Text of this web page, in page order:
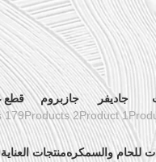
جاديفر
1 Product
جازبروم
2 Products
قطع
179 Products
للحام والسمكرهمنتجات